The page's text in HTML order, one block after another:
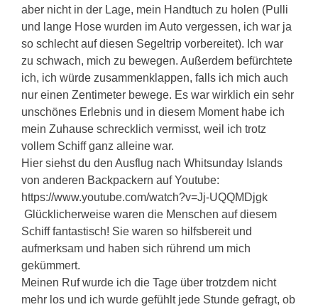
aber nicht in der Lage, mein Handtuch zu holen (Pulli
und lange Hose wurden im Auto vergessen, ich war ja
so schlecht auf diesen Segeltrip vorbereitet). Ich war
zu schwach, mich zu bewegen. Außerdem befürchtete
ich, ich würde zusammenklappen, falls ich mich auch
nur einen Zentimeter bewege. Es war wirklich ein sehr
unschönes Erlebnis und in diesem Moment habe ich
mein Zuhause schrecklich vermisst, weil ich trotz
vollem Schiff ganz alleine war.
Hier siehst du den Ausflug nach Whitsunday Islands
von anderen Backpackern auf Youtube:
https://www.youtube.com/watch?v=Jj-UQQMDjgk
Glücklicherweise waren die Menschen auf diesem
Schiff fantastisch! Sie waren so hilfsbereit und
aufmerksam und haben sich rührend um mich
gekümmert.
Meinen Ruf wurde ich die Tage über trotzdem nicht
mehr los und ich wurde gefühlt jede Stunde gefragt, ob